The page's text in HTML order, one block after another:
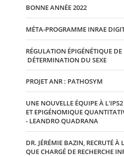
BONNE ANNÉE 2022
MÉTA-PROGRAMME INRAE
RÉGULATION ÉPIGÉNÉTIQUE DE
DÉTERMINATION DU SEXE
PROJET ANR : PATHOSYM
UNE NOUVELLE ÉQUIPE À
ET EPIGÉNOMIQUE
- LEANDRO QUADRANA
DR. JÉRÉMIE BAZIN, RECRUTÉ À
QUE CHARGÉ DE RECHERCHE